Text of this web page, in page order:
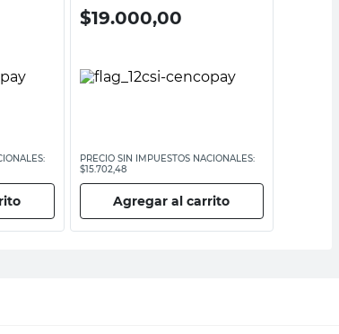
$19.000,00
PRECIO SIN IMPUESTOS NACIONALES:
$15.702,48
Agregar al carrito